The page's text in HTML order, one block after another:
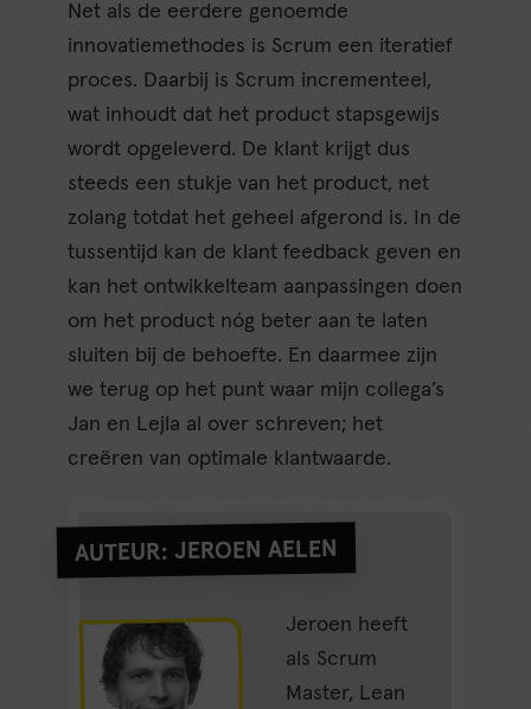
Net als de eerdere genoemde
innovatiemethodes is Scrum een iteratief
proces. Daarbij is Scrum incrementeel,
wat inhoudt dat het product stapsgewijs
wordt opgeleverd. De klant krijgt dus
steeds een stukje van het product, net
zolang totdat het geheel afgerond is. In de
tussentijd kan de klant feedback geven en
kan het ontwikkelteam aanpassingen doen
om het product nóg beter aan te laten
sluiten bij de behoefte. En daarmee zijn
we terug op het punt waar mijn collega’s
Jan en Lejla al over schreven; het
creëren van optimale klantwaarde.
AUTEUR: JEROEN AELEN
Jeroen heeft
als Scrum
Master, Lean